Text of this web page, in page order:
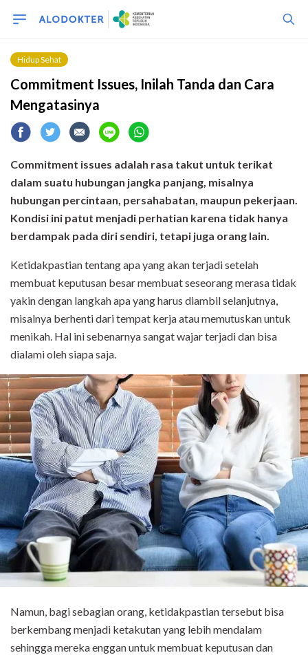
Hidup Sehat
Commitment Issues, Inilah Tanda dan Cara
Mengatasinya
Commitment issues adalah rasa takut untuk terikat
dalam suatu hubungan jangka panjang, misalnya
hubungan percintaan, persahabatan, maupun pekerjaan.
Kondisi ini patut menjadi perhatian karena tidak hanya
berdampak pada diri sendiri, tetapi juga orang lain.
Ketidakpastian tentang apa yang akan terjadi setelah
membuat keputusan besar membuat seseorang merasa tidak
yakin dengan langkah apa yang harus diambil selanjutnya,
misalnya berhenti dari tempat kerja atau memutuskan untuk
menikah. Hal ini sebenarnya sangat wajar terjadi dan bisa
dialami oleh siapa saja.
Namun, bagi sebagian orang, ketidakpastian tersebut bisa
berkembang menjadi ketakutan yang lebih mendalam
sehingga mereka enggan untuk membuat keputusan dan